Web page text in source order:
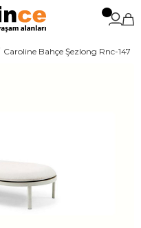
Caroline Bahçe Şezlong Rnc-147